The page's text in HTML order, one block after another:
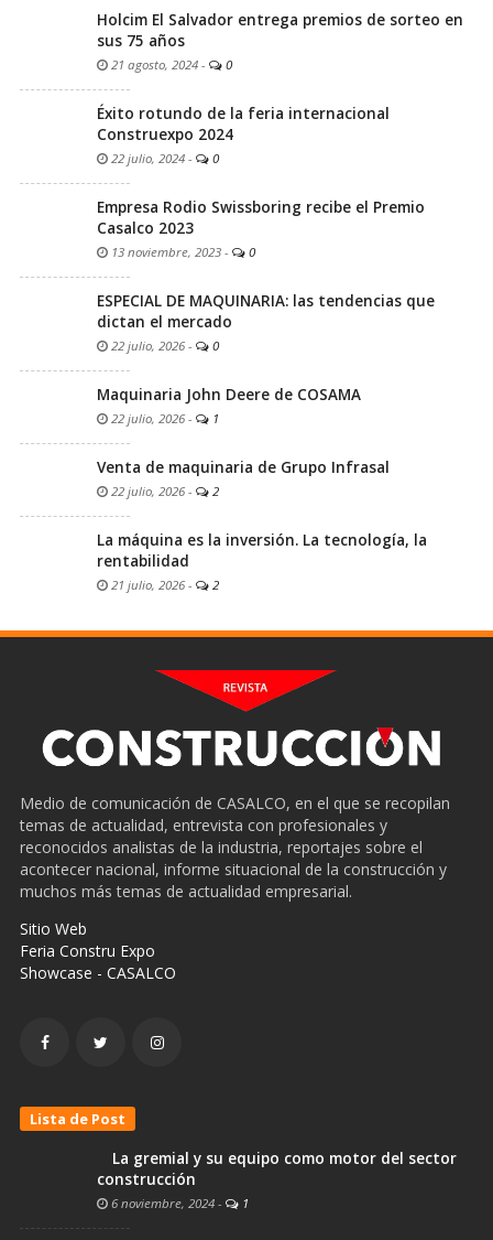
Holcim El Salvador entrega premios de sorteo en
sus 75 años
21 agosto, 2024 - 0
Éxito rotundo de la feria internacional
Construexpo 2024
22 julio, 2024 - 0
Empresa Rodio Swissboring recibe el Premio
Casalco 2023
13 noviembre, 2023 - 0
ESPECIAL DE MAQUINARIA: las tendencias que
dictan el mercado
22 julio, 2026 - 0
Maquinaria John Deere de COSAMA
22 julio, 2026 - 1
Venta de maquinaria de Grupo Infrasal
22 julio, 2026 - 2
La máquina es la inversión. La tecnología, la
rentabilidad
21 julio, 2026 - 2
Medio de comunicación de CASALCO, en el que se recopilan
temas de actualidad, entrevista con profesionales y
reconocidos analistas de la industria, reportajes sobre el
acontecer nacional, informe situacional de la construcción y
muchos más temas de actualidad empresarial.
Sitio Web
Feria Constru Expo
Showcase - CASALCO
Lista de Post
La gremial y su equipo como motor del sector
construcción
6 noviembre, 2024 - 1